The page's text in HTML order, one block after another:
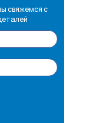
свяжемся с